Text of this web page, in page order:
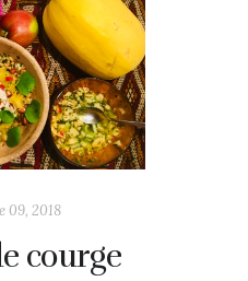
09, 2018
courge